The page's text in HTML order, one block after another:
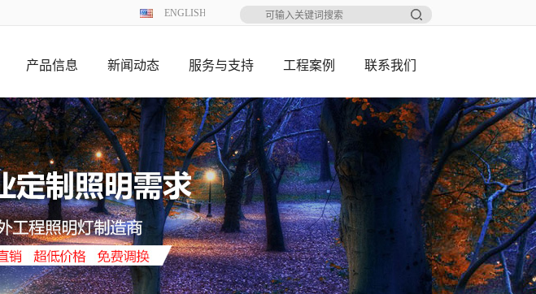
ENGLISH
产品信息 新闻动态 服务与支持 工程案例 联系我们